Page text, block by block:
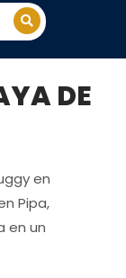
DE
en
Pipa,
en un